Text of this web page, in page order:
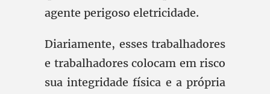
agente perigoso eletricidade.
Diariamente, esses trabalhadores
e trabalhadores colocam em risco
sua integridade física e a própria